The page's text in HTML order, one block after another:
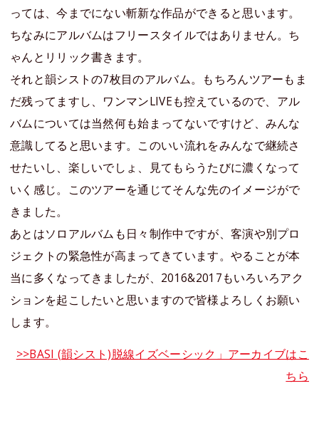
っては、今までにない斬新な作品ができると思います。
ちなみにアルバムはフリースタイルではありません。ち
ゃんとリリック書きます。
それと韻シストの7枚目のアルバム。もちろんツアーもま
だ残ってますし、ワンマンLIVEも控えているので、アル
バムについては当然何も始まってないですけど、みんな
意識してると思います。このいい流れをみんなで継続さ
せたいし、楽しいでしょ、見てもらうたびに濃くなって
いく感じ。このツアーを通じてそんな先のイメージがで
きました。
あとはソロアルバムも日々制作中ですが、客演や別プロ
ジェクトの緊急性が高まってきています。やることが本
当に多くなってきましたが、2016&2017もいろいろアク
ションを起こしたいと思いますので皆様よろしくお願い
します。
>>BASI (韻シスト)脱線イズベーシック」アーカイブはこ
ちら